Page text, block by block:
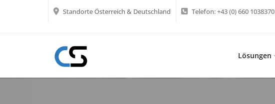
Standorte Österreich & Deutschland Telefon:+43 (0) 660 1038370
Lösungen